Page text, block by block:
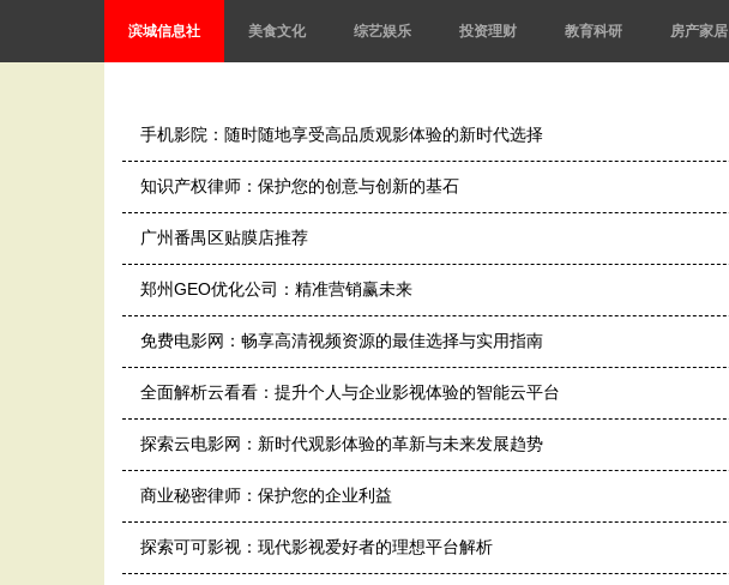
滨城信息社 美食文化 综艺娱乐 投资理财 教育科研 房产家居
手机影院：随时随地享受高品质观影体验的新时代选择
知识产权律师：保护您的创意与创新的基石
广州番禺区贴膜店推荐
郑州GEO优化公司：精准营销赢未来
免费电影网：畅享高清视频资源的最佳选择与实用指南
全面解析云看看：提升个人与企业影视体验的智能云平台
探索云电影网：新时代观影体验的革新与未来发展趋势
商业秘密律师：保护您的企业利益
探索可可影视：现代影视爱好者的理想平台解析